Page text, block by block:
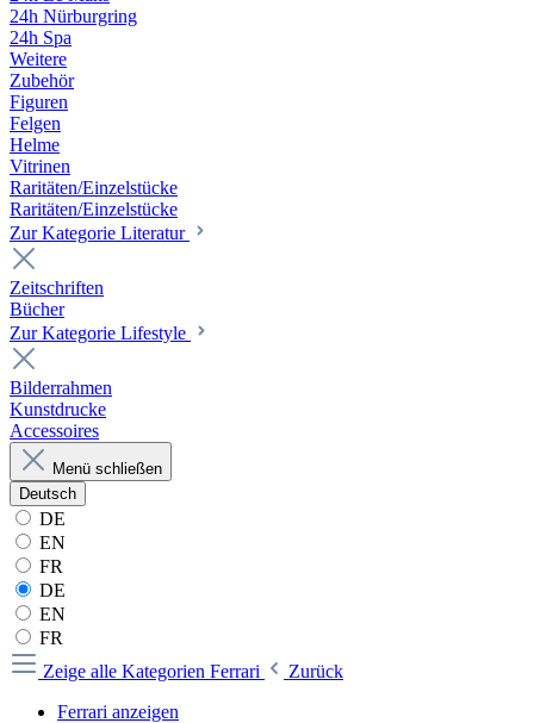
24h Nürburgring
24h Spa
Weitere
Zubehör
Figuren
Felgen
Helme
Vitrinen
Raritäten/Einzelstücke
Raritäten/Einzelstücke
Zur Kategorie Literatur
Zeitschriften
Bücher
Zur Kategorie Lifestyle
Bilderrahmen
Kunstdrucke
Accessoires
Menü schließen
Deutsch
DE
EN
FR
DE
EN
FR
Zeige alle Kategorien Ferrari
Zurück
Ferrari anzeigen